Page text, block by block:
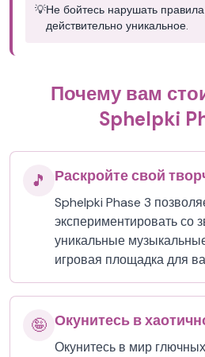
💡Не бойтесь нарушать
действительно уникальное.
Почему вам
Sphelpki
🎵 Раскройте свой
Sphelpki Phase 3
экспериментировать со
уникальные
игровая площадка для
🤪 Окунитесь в
Окунитесь в мир